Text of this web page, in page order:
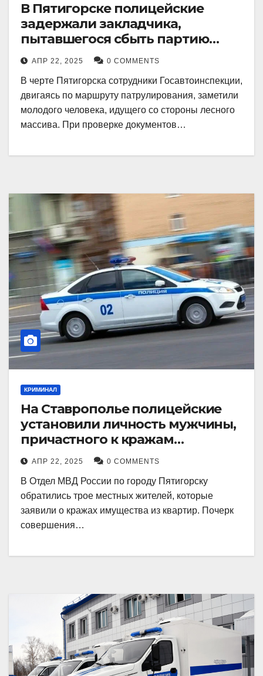
В Пятигорске полицейские
задержали закладчика,
пытавшегося сбыть партию
синтетического наркотика
АПР 22, 2025 0 COMMENTS
В черте Пятигорска сотрудники Госавтоинспекции,
двигаясь по маршруту патрулирования, заметили
молодого человека, идущего со стороны лесного
массива. При проверке документов…
КРИМИНАЛ
На Ставрополье полицейские
установили личность мужчины,
причастного к кражам
имущества из квартир в
Пятигорске
АПР 22, 2025 0 COMMENTS
В Отдел МВД России по городу Пятигорску
обратились трое местных жителей, которые
заявили о кражах имущества из квартир. Почерк
совершения…